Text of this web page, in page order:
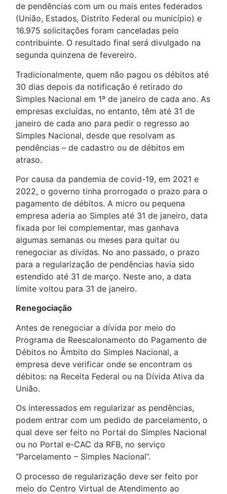
de pendências com um ou mais entes federados
(União, Estados, Distrito Federal ou município) e
16.975 solicitações foram canceladas pelo
contribuinte. O resultado final será divulgado na
segunda quinzena de fevereiro.
Tradicionalmente, quem não pagou os débitos até
30 dias depois da notificação é retirado do
Simples Nacional em 1º de janeiro de cada ano. As
empresas excluídas, no entanto, têm até 31 de
janeiro de cada ano para pedir o regresso ao
Simples Nacional, desde que resolvam as
pendências – de cadastro ou de débitos em
atraso.
Por causa da pandemia de covid-19, em 2021 e
2022, o governo tinha prorrogado o prazo para o
pagamento de débitos. A micro ou pequena
empresa aderia ao Simples até 31 de janeiro, data
fixada por lei complementar, mas ganhava
algumas semanas ou meses para quitar ou
renegociar as dívidas. No ano passado, o prazo
para a regularização de pendências havia sido
estendido até 31 de março. Neste ano, a data
limite voltou para 31 de janeiro.
Renegociação
Antes de renegociar a dívida por meio do
Programa de Reescalonamento do Pagamento de
Débitos no Âmbito do Simples Nacional, a
empresa deve verificar onde se encontram os
débitos: na Receita Federal ou na Dívida Ativa da
União.
Os interessados em regularizar as pendências,
podem entrar com um pedido de parcelamento, o
qual deve ser feito no Portal do Simples Nacional
ou no Portal e-CAC da RFB, no serviço
“Parcelamento – Simples Nacional”.
O processo de regularização deve ser feito por
meio do Centro Virtual de Atendimento ao